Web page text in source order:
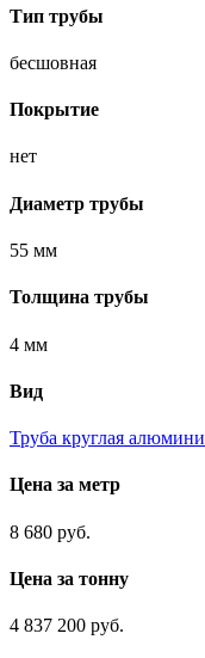
Тип трубы
бесшовная
Покрытие
нет
Диаметр трубы
55 мм
Толщина трубы
4 мм
Вид
Труба круглая
Цена за метр
8 680 руб.
Цена за тонну
4 837 200 руб.